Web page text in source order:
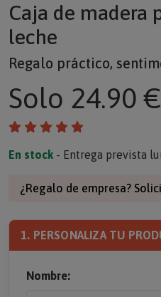
Caja de madera
leche
Regalo práctico,
Solo 24.90 €
En stock - Entrega prevista
¿Regalo de empresa?
1. PERSONALIZA TU
Nombre: